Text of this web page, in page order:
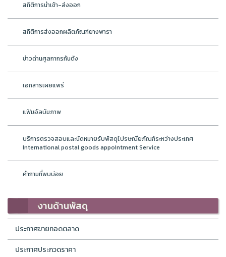
สถิติการนำเข้า-ส่งออก
สถิติการส่งออกผลิตภัณฑ์ยางพารา
ข่าวด่านศุลกากรกันตัง
เอกสารเผยแพร่
แฟ้มอัลบัมภาพ
บริการตรวจสอบและนัดหมายรับพัสดุไปรษณียภัณฑ์ระหว่างประเทศ
International postal goods appointment Service
คำถามที่พบบ่อย
งานด้านพัสดุ
ประกาศขายทอดตลาด
ประกาศประกวดราคา